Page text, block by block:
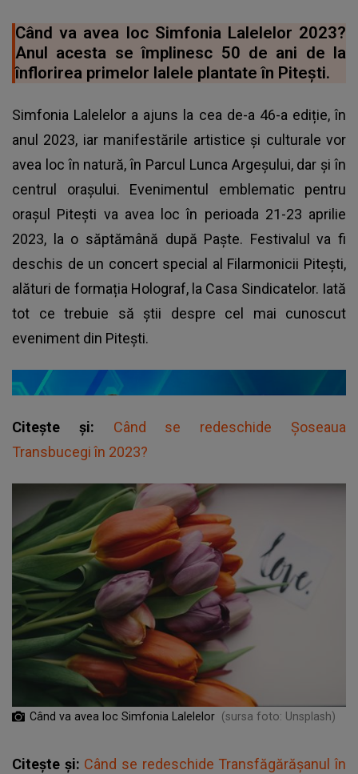
Când va avea loc Simfonia Lalelelor 2023?
Anul acesta se împlinesc 50 de ani de la
înflorirea primelor lalele plantate în Pitești.
Simfonia Lalelelor a ajuns la cea de-a 46-a ediție, în
anul 2023, iar manifestările artistice și culturale vor
avea loc în natură, în Parcul Lunca Argeșului, dar și în
centrul orașului. Evenimentul emblematic pentru
orașul Pitești va avea loc în perioada 21-23 aprilie
2023, la o săptămână după Paște. Festivalul va fi
deschis de un concert special al Filarmonicii Pitești,
alături de formația Holograf, la Casa Sindicatelor. Iată
tot ce trebuie să știi despre cel mai cunoscut
eveniment din Pitești.
Citește și: Când se redeschide Șoseaua
Transbucegi în 2023?
Când va avea loc Simfonia Lalelelor (sursa foto: Unsplash)
Citește și: Când se redeschide Transfăgărășanul în